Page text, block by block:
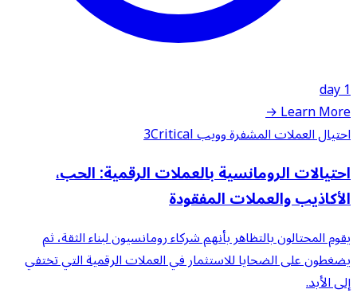
1 day
Learn More →
احتيال العملات المشفرة وويب 3Critical
احتيالات الرومانسية بالعملات الرقمية: الحب،
الأكاذيب والعملات المفقودة
يقوم المحتالون بالتظاهر بأنهم شركاء رومانسيون لبناء الثقة، ثم
يضغطون على الضحايا للاستثمار في العملات الرقمية التي تختفي
إلى الأبد.